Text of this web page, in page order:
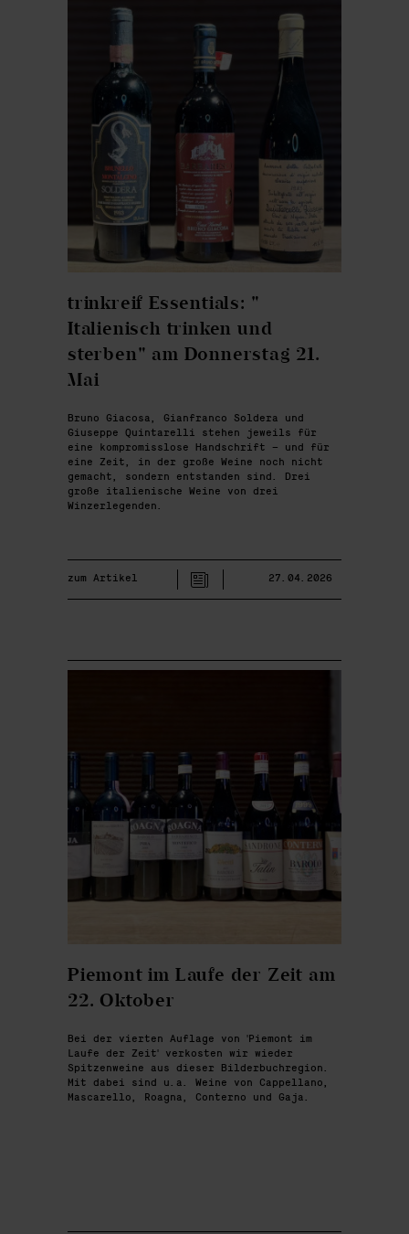
trinkreif Essentials: "
Italienisch trinken und
sterben" am Donnerstag 21.
Mai
Bruno Giacosa, Gianfranco Soldera und
Giuseppe Quintarelli stehen jeweils für
eine kompromisslose Handschrift – und für
eine Zeit, in der große Weine noch nicht
gemacht, sondern entstanden sind. Drei
große italienische Weine von drei
Winzerlegenden.
zum Artikel 27.04.2026
Piemont im Laufe der Zeit am
22. Oktober
Bei der vierten Auflage von 'Piemont im
Laufe der Zeit' verkosten wir wieder
Spitzenweine aus dieser Bilderbuchregion.
Mit dabei sind u.a. Weine von Cappellano,
Mascarello, Roagna, Conterno und Gaja.